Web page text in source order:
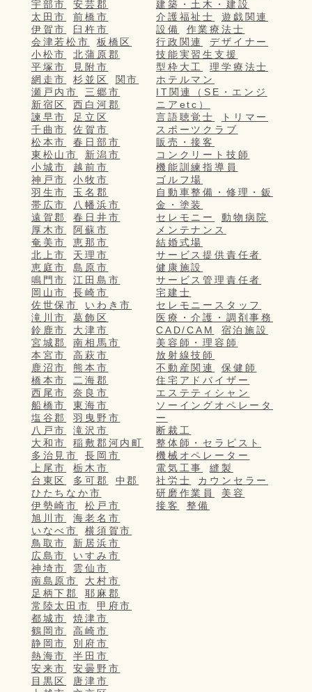
宇部市
安芸郡
太田市
前橋市
伊賀市
臼杵市
会津若松市
板橋区
小松市
北蒲原郡
平塚市
見附市
網走市
杉並区
関市
瀬戸内市
三郷市
新宿区
西白河郡
諫早市
足立区
千曲市
佐賀市
松本市
春日部市
東松山市
新潟市
小城市
越前市
神戸市
小牧市
羽生市
玉名郡
帯広市
八幡浜市
遠賀郡
春日井市
厚木市
阿蘇市
奄美市
恵那市
北上市
天理市
恵庭市
島原市
鳴門市
江田島市
岡山市
長崎市
佐世保市
いわき市
滝川市
葛飾区
鈴鹿市
大津市
宮城郡
南相馬市
本宮市
高萩市
鹿沼市
熊本市
橋本市
二海郡
西尾市
奈良市
船橋市
東海市
塩谷郡
羽曳野市
八戸市
滝沢市
大和市
稲敷郡河内町
多治見市
長岡市
上尾市
栃木市
台東区
多可郡
中郡
ひたちなか市
伊勢崎市
松戸市
旭川市
海老名市
いなべ市
横須賀市
鳥取市
新居浜市
広島市
いすみ市
神埼市
雲仙市
南島原市
大村市
足柄下郡
耶麻郡
常陸太田市
甲府市
都城市
焼津市
鶴岡市
高崎市
静岡市
別府市
熱海市
半田市
安来市
安曇野市
目黒区
唐津市
建築・土木・建設
介護福祉士
遊戯関連
設備
作業療法士
行政関連
デザイナー
技能実習生支援
型枠大工
理学療法士
ホテルマン
IT関連（SE・エンジ
ニアetc）
言語聴覚士
トリマー
スポーツクラブ
販売・接客
コンクリート技師
機能訓練指導員
ゴルフ場
自動車整備・修理・鈑
金・塗装
セレモニー
動物病院
メンテナンス
結婚式場
サービス提供責任者
健康施設
サービス管理責任者
宅建士
セレモニースタッフ
医療・介護・調剤事務
CAD/CAM
宿泊施設
美容師・理容師
放射線技師
不動産関連
保健師
住宅アドバイザー
エステティシャン
ソーイングオペレータ
ー
断裁工
整体師・セラピスト
機械オペレーター
電気工事
縫製
社労士
カウンセラー
研磨作業員
美容
接客
整備